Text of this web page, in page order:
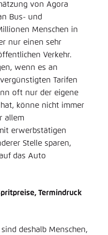
von Agora
Bus- und
Menschen in
nur einen sehr
Verkehr.
wenn es an
Tarifen
oft nur der eigene
könne nicht immer
allem
erwerbstätigen
Stelle sparen,
das Auto
Termindruck
deshalb Menschen,